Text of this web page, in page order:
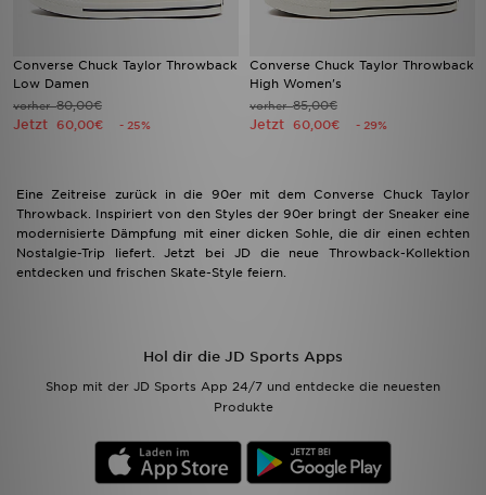
Converse Chuck Taylor Throwback
Low Damen
vorher80,00€
Jetzt 60,00€ - 25%
Converse Chuck Taylor Throwback
High Women's
vorher85,00€
Jetzt 60,00€ - 29%
Eine Zeitreise zurück in die 90er mit dem Converse Chuck Taylor
Throwback. Inspiriert von den Styles der 90er bringt der Sneaker eine
modernisierte Dämpfung mit einer dicken Sohle, die dir einen echten
Nostalgie-Trip liefert. Jetzt bei JD die neue Throwback-Kollektion
entdecken und frischen Skate-Style feiern.
Hol dir die JD Sports Apps
Shop mit der JD Sports App 24/7 und entdecke die neuesten
Produkte